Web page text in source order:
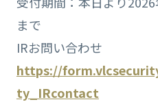
まで
IRお問い合わせ
https://
ty_IRcontact